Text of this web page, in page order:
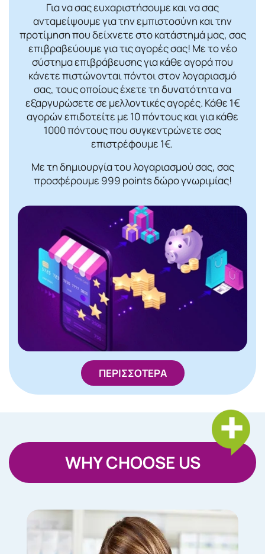
Για να σας ευχαριστήσουμε και να σας
ανταμείψουμε για την εμπιστοσύνη και την
προτίμηση που δείχνετε στο κατάστημά μας, σας
επιβραβεύουμε για τις αγορές σας! Mε το νέο
σύστημα επιβράβευσης για κάθε αγορά που
κάνετε πιστώνονται πόντοι στον λογαριασμό
σας, τους οποίους έχετε τη δυνατότητα να
εξαργυρώσετε σε μελλοντικές αγορές. Κάθε 1€
αγορών επιδοτείτε με 10 πόντους και για κάθε
1000 πόντους που συγκεντρώνετε σας
επιστρέφουμε 1€.
Με τη δημιουργία του λογαριασμού σας, σας
προσφέρουμε 999 points δώρο γνωριμίας!
ΠΕΡΙΣΣΟΤΕΡΑ
WHY CHOOSE US